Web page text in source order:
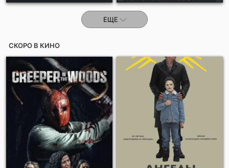
ЕЩЕ
СКОРО В КИНО